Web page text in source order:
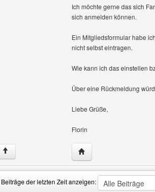
Ich möchte gerne das sich
sich anmelden können.
Ein Mitgliedsformular habe
nicht selbst eintragen.
Wie kann ich das einstellen
Über eine Rückmeldung
Liebe Grüße,
Florin
↑ Website dieses
Beiträge der letzten Zeit anzeigen: